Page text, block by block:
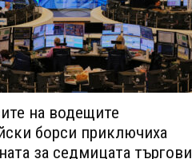
на водещите
борси приключиха
за седмицата